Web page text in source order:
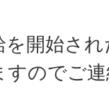
開始さ
すのでご